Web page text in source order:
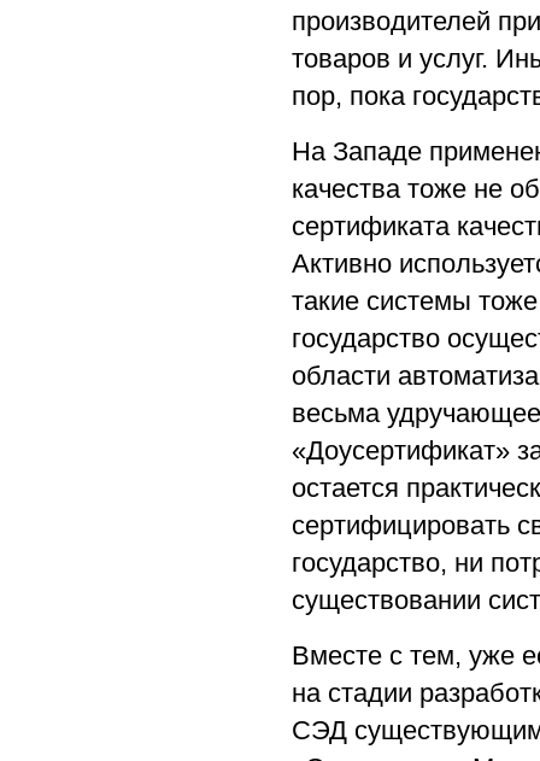
производителей
товаров и услуг.
пор, пока
На Западе
качества тоже не
сертификата
Активно
такие системы
государство
области
весьма
«Доусертификат»
остается
сертифицировать
государство, ни
существовании
Вместе с тем, уже
на стадии
СЭД